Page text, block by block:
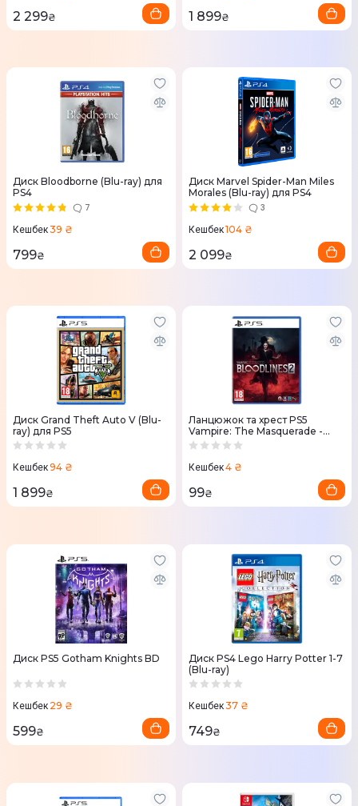
2 299₴ 1 899₴
Диск Bloodborne (Blu-ray) для
PS4
7
Кешбек39 ₴
799₴
Диск Marvel Spider-Man Miles
Morales (Blu-ray) для PS4
3
Кешбек104 ₴
2 099₴
Диск Grand Theft Auto V (Blu-
ray) для PS5
Кешбек94 ₴
1 899₴
Ланцюжок та хрест PS5
Vampire: The Masquerade -
Bloodlines 2
Кешбек4 ₴
99₴
Диск PS5 Gotham Knights BD
Кешбек 29 ₴
599₴
Диск PS4 Lego Harry Potter 1-7
(Blu-ray)
Кешбек37 ₴
749₴